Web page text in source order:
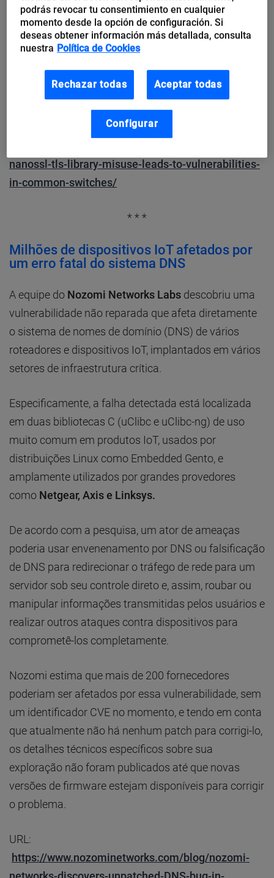
Armis destaca que a própria infraestrutura de rede
está em risco e explorável pelos invasores, o que
significa que a segmentação da rede não pode mais
ser considerada uma medida de segurança
nanossl-tls-library-misuse-leads-to-vulnerabilities-
in-common-switches/
* * *
Milhões de dispositivos IoT afetados por
um erro fatal do sistema DNS
A equipe do Nozomi Networks Labs descobriu uma
vulnerabilidade não reparada que afeta diretamente
o sistema de nomes de domínio (DNS) de vários
roteadores e dispositivos IoT, implantados em vários
setores de infraestrutura crítica.
Especificamente, a falha detectada está localizada
em duas bibliotecas C (uClibc e uClibc-ng) de uso
muito comum em produtos IoT, usados por
distribuições Linux como Embedded Gento, e
amplamente utilizados por grandes provedores
como Netgear, Axis e Linksys.
De acordo com a pesquisa, um ator de ameaças
poderia usar envenenamento por DNS ou falsificação
de DNS para redirecionar o tráfego de rede para um
servidor sob seu controle direto e, assim, roubar ou
manipular informações transmitidas pelos usuários e
realizar outros ataques contra dispositivos para
comprometê-los completamente.
Nozomi estima que mais de 200 fornecedores
poderiam ser afetados por essa vulnerabilidade, sem
um identificador CVE no momento, e tendo em conta
que atualmente não há nenhum patch para corrigi-lo,
os detalhes técnicos específicos sobre sua
exploração não foram publicados até que novas
versões de firmware estejam disponíveis para corrigir
o problema.
URL:
https://www.nozominetworks.com/blog/nozomi-
podrás revocar tu consentimiento en cualquier
momento desde la opción de configuración. Si
deseas obtener información más detallada, consulta
nuestra Política de Cookies
Rechazar todas Aceptar todas
Configurar